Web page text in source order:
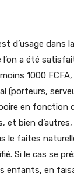
d’usage dans
a été
1000 FCFA,
(porteurs,
en fonction
et bien
le faites
Si le cas se
enfants, en